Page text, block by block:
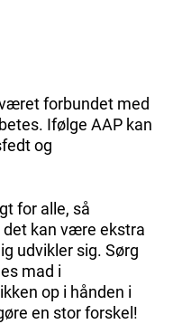
forbundet med
Ifølge AAP kan
og
for alle, så
kan være ekstra
udvikler sig. Sørg
mad i
op i hånden i
en stor forskel!